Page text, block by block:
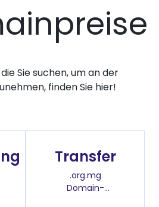
Sie suchen, um an der
finden Sie hier!
Transfer
.org.mg
Domain-